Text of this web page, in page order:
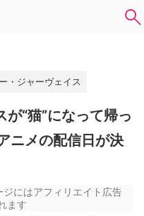
・ジャーヴェイス
“猫”になって帰っ
ニメの配信日が決
ジにはアフィリエイト広告
ます